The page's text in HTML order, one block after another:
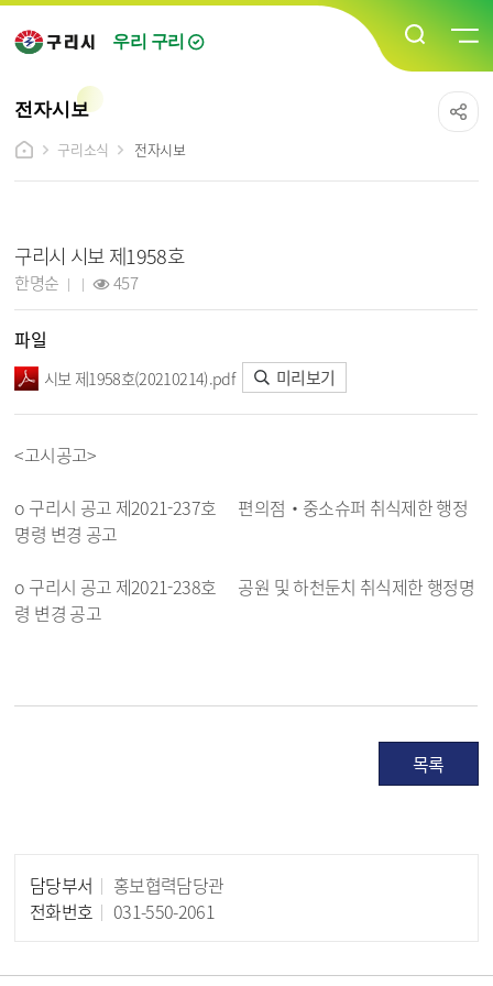
우리 구리
전자시보
구리소식
전자시보
구리시 시보 제1958호
한명순 457
파일
시보 제1958호(20210214).pdf 미리보기
<고시공고>
o 구리시 공고 제2021-237호 편의점‧중소슈퍼 취식제한 행정
명령 변경 공고
o 구리시 공고 제2021-238호 공원 및 하천둔치 취식제한 행정명
령 변경 공고
목록
담당부서
홍보협력담당관
전화번호
031-550-2061